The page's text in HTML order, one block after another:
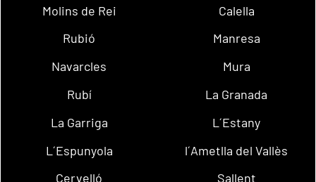
Molins de Rei
Calella
Rubió
Manresa
Navarcles
Mura
Rubí
La Granada
La Garriga
L´Estany
L´Espunyola
l´Ametlla del Vallès
Cervelló
Sallent